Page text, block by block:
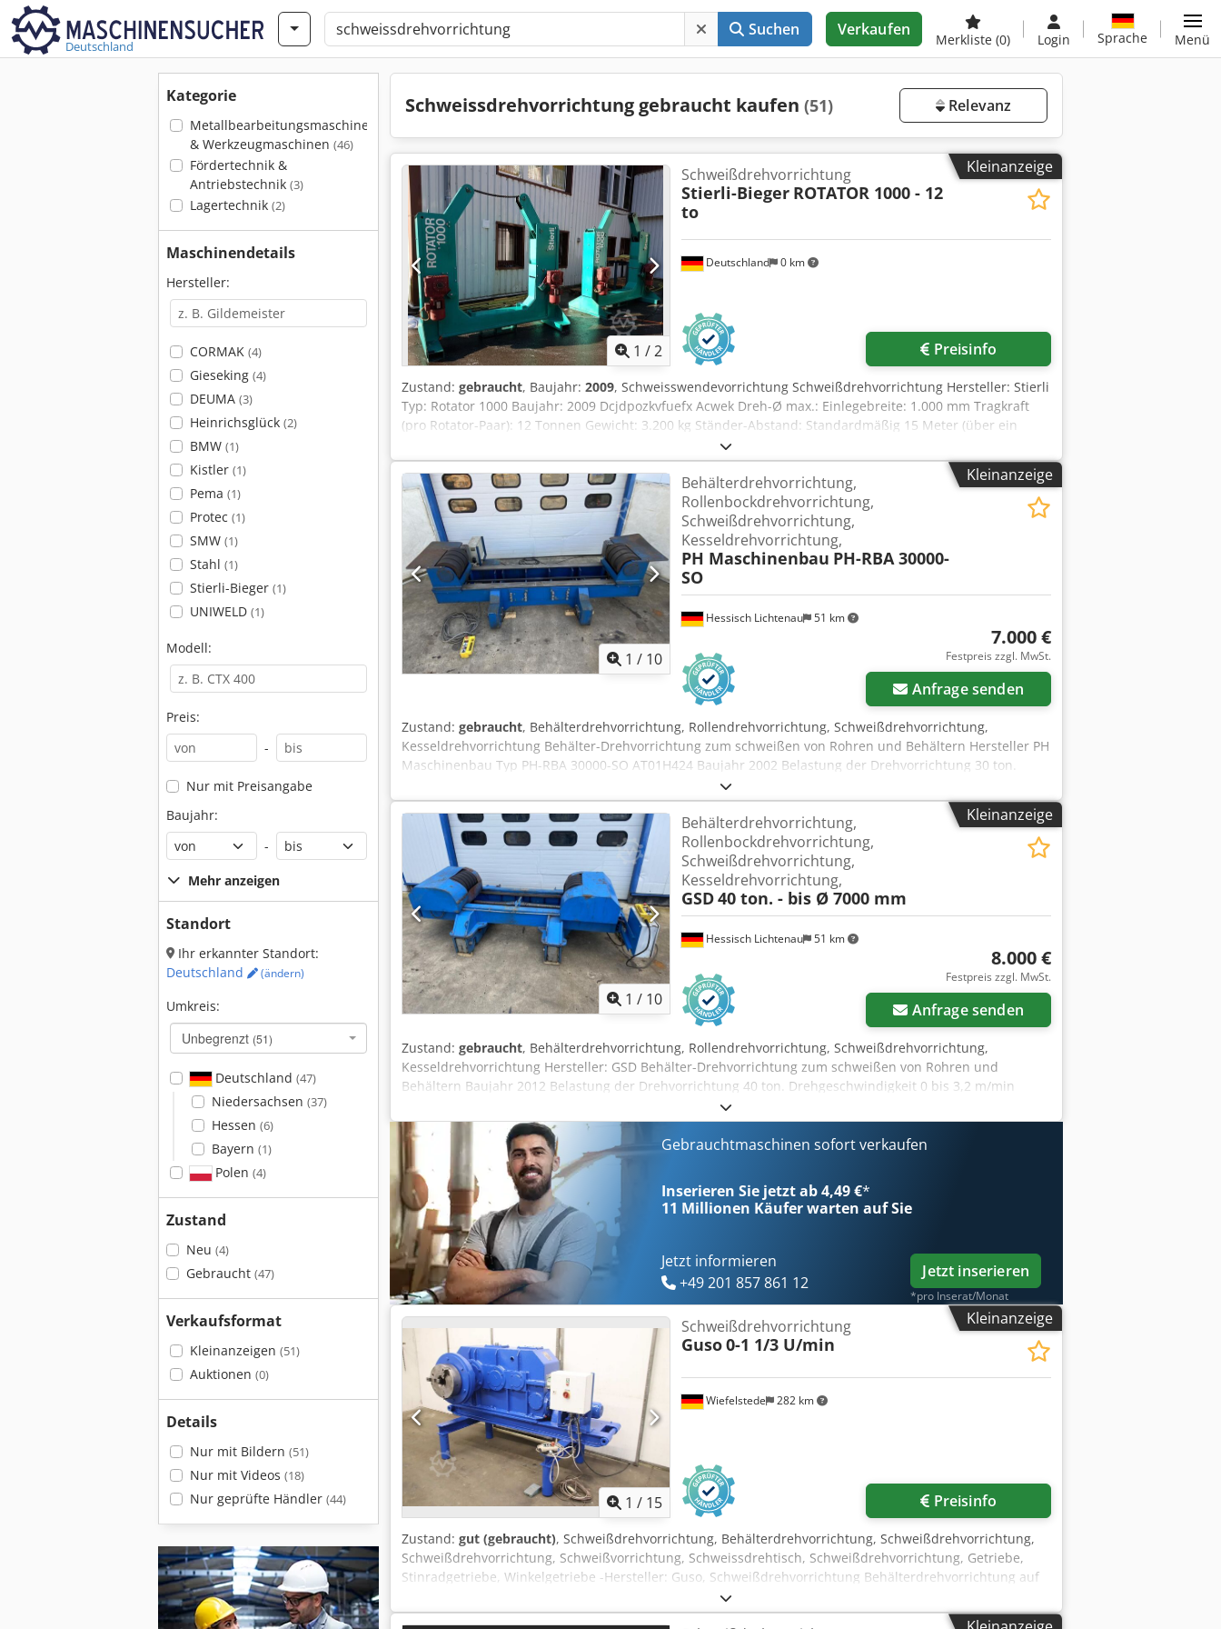
Deutschland
Suchen Verkaufen
Merkliste (0) Login Sprache Menü
Kategorie
Metallbearbeitungsmaschinen
& Werkzeugmaschinen (46)
Fördertechnik &
Antriebstechnik (3)
Lagertechnik (2)
Maschinendetails
Hersteller:
CORMAK (4)
Gieseking (4)
DEUMA (3)
Heinrichsglück (2)
BMW (1)
Kistler (1)
Pema (1)
Protec (1)
SMW (1)
Stahl (1)
Stierli-Bieger (1)
UNIWELD (1)
Modell:
Preis:
-
Nur mit Preisangabe
Baujahr:
-
Mehr anzeigen
Standort
Ihr erkannter Standort:
Deutschland
(ändern)
Umkreis:
Unbegrenzt (51)
Deutschland (47)
Niedersachsen (37)
Hessen (6)
Bayern (1)
Polen (4)
Zustand
Neu (4)
Gebraucht (47)
Verkaufsformat
Kleinanzeigen (51)
Auktionen (0)
Details
Nur mit Bildern (51)
Nur mit Videos (18)
Nur geprüfte Händler (44)
Schweissdrehvorrichtung gebraucht kaufen (51) Relevanz
Kleinanzeige
1 /2
Deutschland 0 km
Schweißdrehvorrichtung
Stierli-Bieger ROTATOR 1000 - 12
to
Preisinfo
Zustand: gebraucht, Baujahr: 2009, Schweisswendevorrichtung Schweißdrehvorrichtung Hersteller: Stierli
Typ: Rotator 1000 Baujahr: 2009 Dcjdpozkvfuefx Acwek Dreh-Ø max.: Einlegebreite: 1.000 mm Tragkraft
(pro Rotator-Paar): 12 Tonnen Gewicht: 3.200 kg Ständer-Abstand: Standardmäßig 15 Meter (über ein
Verbindungskabel gekoppelt), die Distanz ist jedoch frei wählbar, da die Ständer mobil sind. ä22726
Kleinanzeige
1 / 10
Hessisch Lichtenau 51 km
Behälterdrehvorrichtung,
Rollenbockdrehvorrichtung,
Schweißdrehvorrichtung,
Kesseldrehvorrichtung,
PH Maschinenbau PH-RBA 30000-
SO
7.000 €
Festpreis zzgl. MwSt.
Anfrage senden
Zustand: gebraucht, Behälterdrehvorrichtung, Rollendrehvorrichtung, Schweißdrehvorrichtung,
Kesseldrehvorrichtung Behälter-Drehvorrichtung zum schweißen von Rohren und Behältern Hersteller PH
Maschinenbau Typ PH-RBA 30000-SO AT01H424 Baujahr 2002 Belastung der Drehvorrichtung 30 ton.
Drehgeschwindigkeit 0 bis 2 m/min Behälterdurchmesser 500 - 7000 mm Rollenabstand 100 bis 2500 mm
Rollenmittenabstand 500 bis 2950 mm Rollendurchmesser 400 mm Dcedpfxozin A Ao Acwjk Rollenbreite
540 mm Motorleistung 2x 0,55 kW Netzanschluß 230 Volt, 50 Hz - Drehzahlverstellung stufenlos über SEW
Frequenzumrichter - Kabelfernbedienung - Rechts- Linkslauf - beide Rollenpaare angetrieben - Rollen mit
je 4 Stück Gummibandagen - manuelle Verstellung des Rollenabstands über Trapezgewindespindel -
Schienenfahrwerk mit Antrieb, Stahlgußräder mit blanker Rollenoberfläche Platzbedarf L x B x H 3750 x
2100 x 1200 mm Eigengewicht 3,2 t guter Zustand
Kleinanzeige
1 / 10
Hessisch Lichtenau 51 km
Behälterdrehvorrichtung,
Rollenbockdrehvorrichtung,
Schweißdrehvorrichtung,
Kesseldrehvorrichtung,
GSD40 ton. - bis Ø 7000 mm
8.000 €
Festpreis zzgl. MwSt.
Anfrage senden
Zustand: gebraucht, Behälterdrehvorrichtung, Rollendrehvorrichtung, Schweißdrehvorrichtung,
Kesseldrehvorrichtung Hersteller: GSD Behälter-Drehvorrichtung zum schweißen von Rohren und
Behältern Baujahr 2012 Belastung der Drehvorrichtung 40 ton. Drehgeschwindigkeit 0 bis 3,2 m/min
Behälterdurchmesser 500 - 7000 mm Rollenabstand 200 bis 1750 mm Rollenmittenabstand 600 bis 2150
mm Rollendurchmesser 400 mm Dodjzgx A Ispfx Acwsck Rollenbreite 480 mm Motorleistung 2x 1,5 kW
Netzanschluß 400 Volt, 50 Hz - Drehzahlverstellung stufenlos über SEW Frequenzumrichter -
Kabelfernbedienung - Rechts- Linkslauf - beide Rollenpaare angetrieben - Rollen mit je 5 Stück
Gummibandagen - manuelle Verstellung des Rollenabstands über Trapezgewindespindel -
Schienenfahrwerk DEMAG, Stahlgußräder mit blanker Rollenoberfläche (ohne Antrieb) Platzbedarf L x B x
H 4000 x 1850 x 1150 mm Eigengewicht 4,5 t guter Zustand
Gebrauchtmaschinen sofort verkaufen
Inserieren Sie jetzt ab 4,49 €*
11 Millionen Käufer warten auf Sie
Jetzt informieren
+49 201 857 861 12
Jetzt inserieren
*pro Inserat/Monat
Kleinanzeige
1 / 15
Wiefelstede 282 km
Schweißdrehvorrichtung
Guso0-1 1/3 U/min
Preisinfo
Zustand: gut (gebraucht), Schweißdrehvorrichtung, Behälterdrehvorrichtung, Schweißdrehvorrichtung,
Schweißdrehvorrichtung, Schweißvorrichtung, Schweissdrehtisch, Schweißdrehvorrichtung, Getriebe,
Stinradgetriebe, Winkelgetriebe -Hersteller: Guso, Schweißdrehvorrichtung Behälterdrehvorrichtung auf
massivem Untergestell -Tragfähigkeit: kg -Steuerung: mit Handterminal, Fußpedal und digitaler
Drehzahleinstellung -Dreibackenfutter: Forkardt Ø 400 mm, Dreibackenfutter-Bohrung Ø 140 mm -